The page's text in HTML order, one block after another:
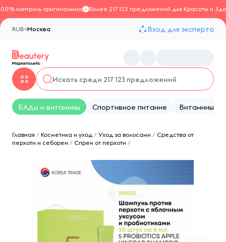
контроль оригинальностиБолее 217 123 предложений для Красоты и
Москва
RUB Вход для эксперта
БАДы и витамины Спортивное питание Витамины
Главная / Косметика и уход / Уход за волосами / Средства от
перхоти и себореи / Спреи от перхоти /